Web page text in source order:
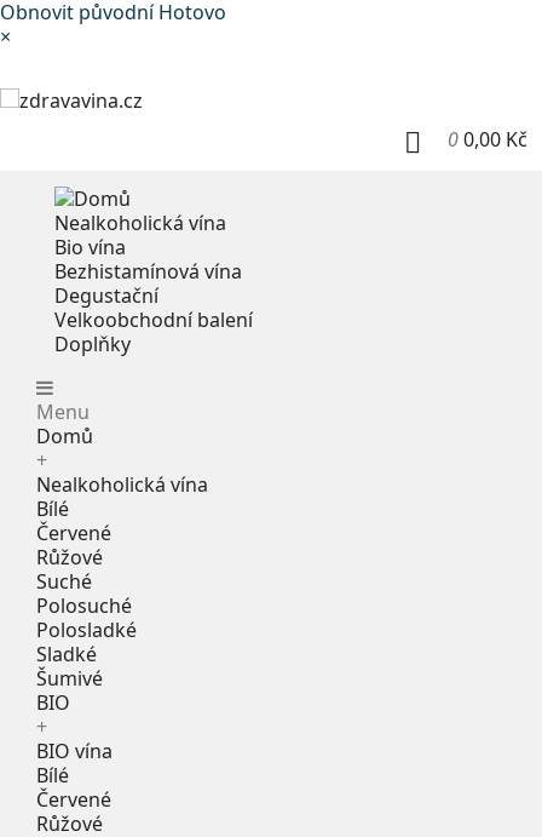
Obnovit původní Hotovo
×
00,00 Kč

Nealkoholická vína
Bio vína
Bezhistamínová vína
Degustační
Velkoobchodní balení
Doplňky
Menu
Domů
+
Nealkoholická vína
Bílé
Červené
Růžové
Suché
Polosuché
Polosladké
Sladké
Šumivé
BIO
+
BIO vína
Bílé
Červené
Růžové